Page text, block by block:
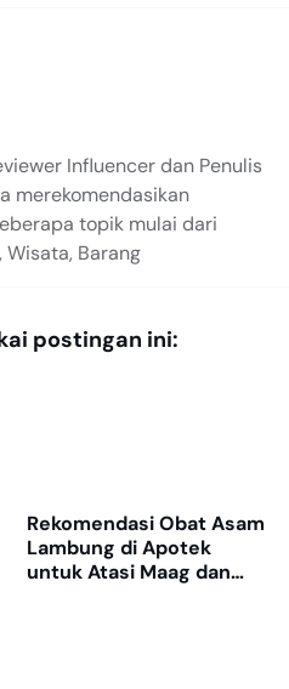
Influencer dan Penulis
merekomendasikan
topik mulai dari
Wisata, Barang
postingan ini:
Rekomendasi Obat Asam
Lambung di Apotek
untuk Atasi Maag dan